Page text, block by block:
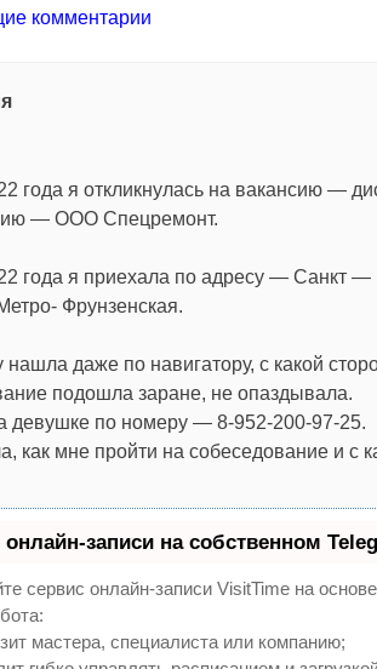
комментарии
года я откликнулась на вакансию —
— ООО Спецремонт.
года я приехала по адресу — Санкт —
Фрунзенская.
нашла даже по навигатору, с какой
подошла заране, не опаздывала.
девушке по номеру — 8-952-200-97-25.
как мне пройти на собеседование и с
записи на собственном
сервис онлайн-записи VisitTime на
мастера, специалиста или компанию;